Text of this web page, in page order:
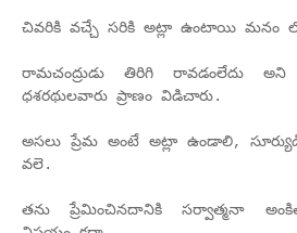
చివరికి వచ్చే సరికి అట్లా ఉంటాయి మనం
రామచంద్రుడు తిరిగి రావడంలేదు
ధశరథులవారు ప్రాణం విడిచారు.
అసలు ప్రేమ అంటే అట్లా ఉండాలి,
వలె.
తను ప్రేమించినదానికి సర్వాత్మనా